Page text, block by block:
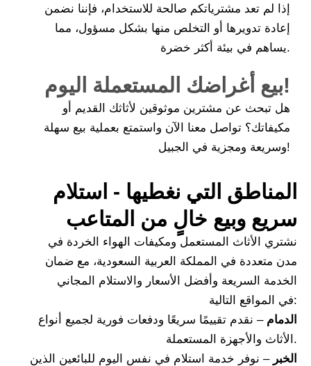
إذا لم تعد مشترياتكم صالحة للاستخدام، فإننا نضمن
إعادة تدويرها أو التخلص منها بشكل مسؤول، مما
يساهم في بيئة أكثر خضرة.
بيع أغراضك المستعملة اليوم!
هل تبحث عن مشترين موثوقين لأثاثك القديم أو
مكيفاتك؟ تواصل معنا الآن واستمتع بعملية بيع سهلة
وسريعة ومجزية في الجبيل!
المناطق التي نغطيها - استلام
سريع وبيع خالٍ من المتاعب
نشتري الأثاث المستعمل ومكيفات الهواء الخردة في
مدن متعددة في المملكة العربية السعودية، مع ضمان
الخدمة السريعة وأفضل الأسعار والاستلام المجاني
في المواقع التالية:
الدمام– نقدم تقييمًا سريعًا ودفعات فورية لجميع أنواع
الأثاث والأجهزة المستعملة.
الخبر – نوفر خدمة استلام في نفس اليوم للبائعين الذين